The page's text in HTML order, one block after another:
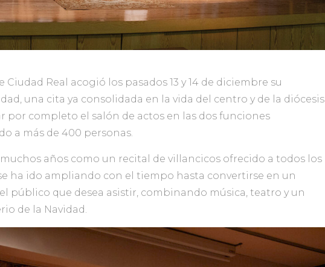
Real acogió los pasados 13 y 14 de diciembre su
una cita ya consolidada en la vida del centro y de la diócesis
por completo el salón de actos en las dos funciones
a más de 400 personas.
años como un recital de villancicos ofrecido a todos los
ha ido ampliando con el tiempo hasta convertirse en un
público que desea asistir, combinando música, teatro y un
de la Navidad.